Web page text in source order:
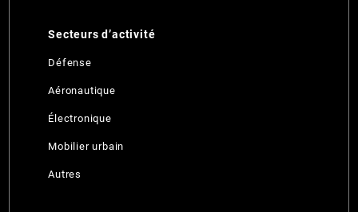
Secteurs d’activité
Défense
Aéronautique
Électronique
Mobilier urbain
Autres